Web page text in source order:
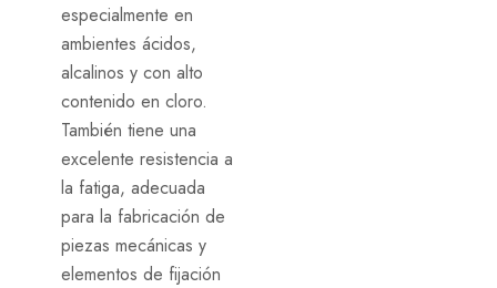
especialmente en
ambientes ácidos,
alcalinos y con alto
contenido en cloro.
También tiene una
excelente resistencia a
la fatiga, adecuada
para la fabricación de
piezas mecánicas y
elementos de fijación